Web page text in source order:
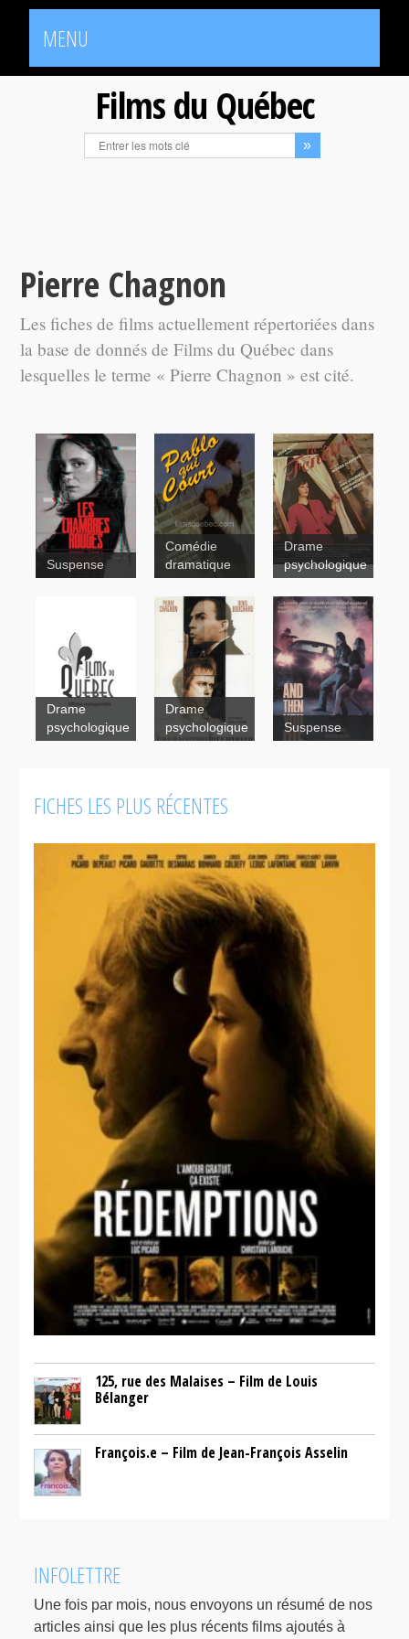
MENU
Films du Québec
Pierre Chagnon
Les fiches de films actuellement répertoriées dans
la base de donnés de Films du Québec dans
lesquelles le terme « Pierre Chagnon » est cité.
Suspense
Pablo
qui court
Comédie
dramatique
La fenêtre
Drame
psychologique
Drame
psychologique
La
fabrication
d'un
meurtrier
Drame
psychologique
thriller
Suspense
FICHES LES PLUS RÉCENTES
125, rue des Malaises – Film de Louis
Bélanger
François.e – Film de Jean-François Asselin
INFOLETTRE
Une fois par mois, nous envoyons un résumé de nos
articles ainsi que les plus récents films ajoutés à